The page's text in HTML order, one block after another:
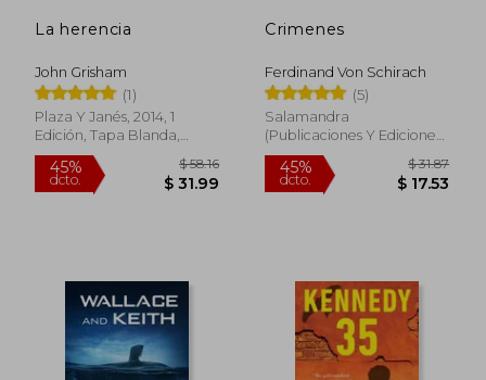
La herencia
John Grisham
(1)
Plaza Y Janés, 2014, 1
Edición, Tapa Blanda,
Nuevo
Crimenes
Ferdinand Von Schirach
(5)
Salamandra
(Publicaciones Y Ediciones
Salamandra, S.A.), 2016, 1ª
Edición, Tapa Blanda,
Nuevo